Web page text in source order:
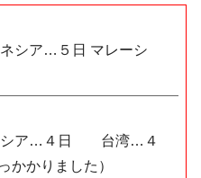
ア…５日 マレーシ
ア…４日 台湾…４
かかりました）